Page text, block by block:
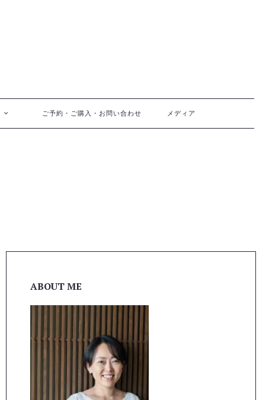
ご予約・ご購入・お問い合わせ メディア
ABOUT ME